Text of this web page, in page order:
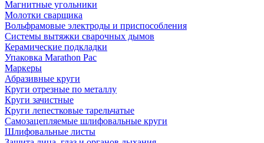
Магнитные угольники
Молотки сварщика
Вольфрамовые электроды и приспособления
Системы вытяжки сварочных дымов
Керамические подкладки
Упаковка Marathon Pac
Маркеры
Абразивные круги
Круги отрезные по металлу
Круги зачистные
Круги лепестковые тарельчатые
Самозацепляемые шлифовальные круги
Шлифовальные листы